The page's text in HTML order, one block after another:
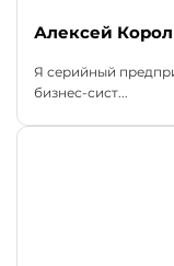
Алексей
Я серийный
бизнес-сист...